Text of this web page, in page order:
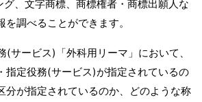
、文字商標、商標権者・商標出願人な
調べることができます。
(サービス)「外科用リーマ」において、
指定役務(サービス)が指定されているの
分が指定されているのか、どのような称